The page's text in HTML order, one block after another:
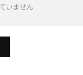
いません